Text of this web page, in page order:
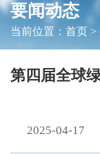
要闻动态
当前位置： 首页>
第四届全球
2025-04-17